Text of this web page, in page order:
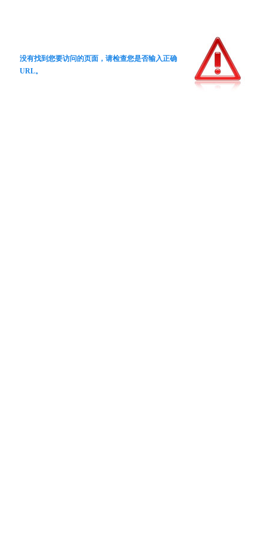
没有找到您要访问的页面，请检查您是否输入正确
URL。